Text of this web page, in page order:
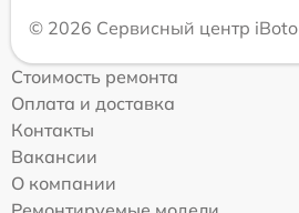
© 2026 Сервисный центр iBoto
Стоимость ремонта
Оплата и доставка
Контакты
Вакансии
О компании